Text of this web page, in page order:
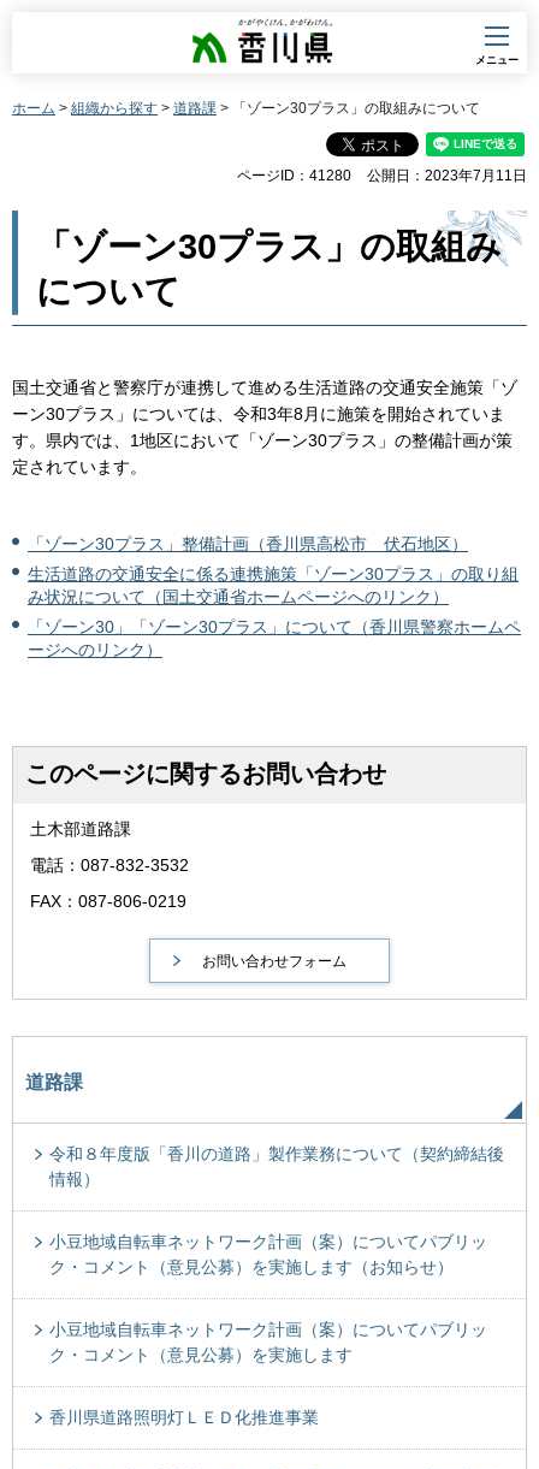
香川県
メニュー
ホーム > 組織から探す > 道路課 > 「ゾーン30プラス」の取組みについて
ページID：41280 公開日：2023年7月11日
「ゾーン30プラス」の取組み
について
国土交通省と警察庁が連携して進める生活道路の交通安全施策「ゾ
ーン30プラス」については、令和3年8月に施策を開始されていま
す。県内では、1地区において「ゾーン30プラス」の整備計画が策
定されています。
「ゾーン30プラス」整備計画（香川県高松市 伏石地区）
生活道路の交通安全に係る連携施策「ゾーン30プラス」の取り組
み状況について（国土交通省ホームページへのリンク）
「ゾーン30」「ゾーン30プラス」について（香川県警察ホームペ
ージへのリンク）
このページに関するお問い合わせ
土木部道路課
電話：087-832-3532
FAX：087-806-0219
道路課
令和８年度版「香川の道路」製作業務について（契約締結後
情報）
小豆地域自転車ネットワーク計画（案）についてパブリッ
ク・コメント（意見公募）を実施します（お知らせ）
小豆地域自転車ネットワーク計画（案）についてパブリッ
ク・コメント（意見公募）を実施します
香川県道路照明灯ＬＥＤ化推進事業